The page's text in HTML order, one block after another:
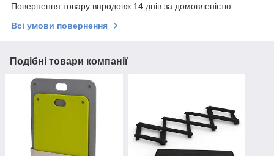
Повернення товару впродовж 14 днів за домовленістю
Всі умови повернення
Подібні товари компанії